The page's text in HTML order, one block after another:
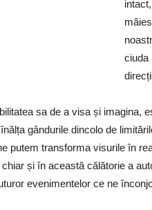
ciuda
sa de a visa și imagina,
gândurile dincolo de
putem transforma visurile în
și în această călătorie a
evenimentelor ce ne